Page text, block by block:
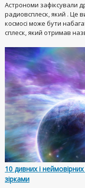
Астрономи зафіксували
радиовсплеск, який . Це
космосі може бути
сплеск, який отримав
10 дивних і
зірками